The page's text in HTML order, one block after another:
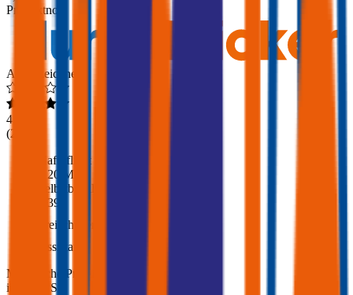
Produktnote
Ausgezeichnet
4,6
(217
Haftpflicht
€ 20 Mio.
Selbstbehalt Kasko
€ 390
Freischaden
Assistance
Monatliche Prämie
inkl. mVSt.